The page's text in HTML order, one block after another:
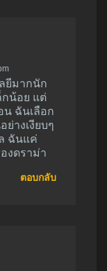
ยีมากนัก
น้อย แต่
ฉันเลือก
างเงียบๆ
ฉันแค่
งดราม่า
ตอบกลับ